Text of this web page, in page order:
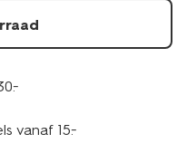
vanaf 15.-